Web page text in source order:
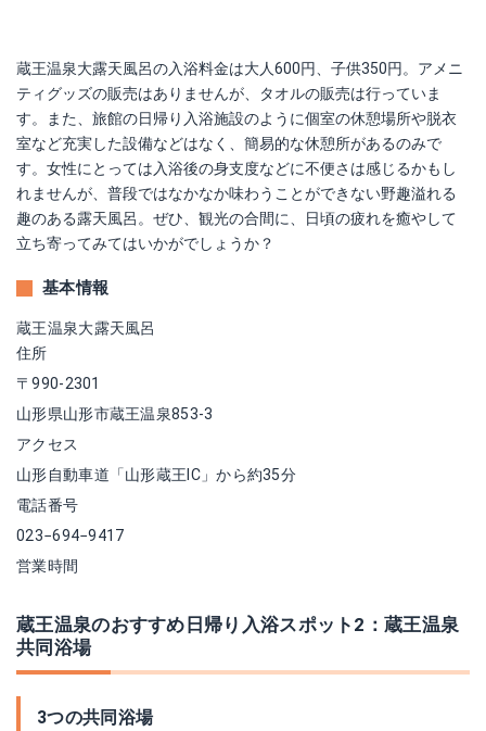
蔵王温泉大露天風呂の入浴料金は大人600円、子供350円。アメニ
ティグッズの販売はありませんが、タオルの販売は行っていま
す。また、旅館の日帰り入浴施設のように個室の休憩場所や脱衣
室など充実した設備などはなく、簡易的な休憩所があるのみで
す。女性にとっては入浴後の身支度などに不便さは感じるかもし
れませんが、普段ではなかなか味わうことができない野趣溢れる
趣のある露天風呂。ぜひ、観光の合間に、日頃の疲れを癒やして
立ち寄ってみてはいかがでしょうか？
基本情報
蔵王温泉大露天風呂
住所
〒990-2301
山形県山形市蔵王温泉853-3
アクセス
山形自動車道「山形蔵王IC」から約35分
電話番号
023−694−9417
営業時間
蔵王温泉のおすすめ日帰り入浴スポット2：蔵王温泉
共同浴場
3つの共同浴場